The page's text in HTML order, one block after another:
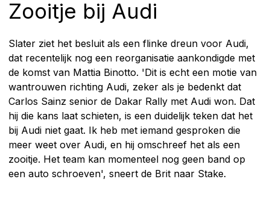
Zooitje bij Audi
Slater ziet het besluit als een flinke dreun voor Audi,
dat recentelijk nog een reorganisatie aankondigde met
de komst van Mattia Binotto. 'Dit is echt een motie van
wantrouwen richting Audi, zeker als je bedenkt dat
Carlos Sainz senior de Dakar Rally met Audi won. Dat
hij die kans laat schieten, is een duidelijk teken dat het
bij Audi niet gaat. Ik heb met iemand gesproken die
meer weet over Audi, en hij omschreef het als een
zooitje. Het team kan momenteel nog geen band op
een auto schroeven', sneert de Brit naar Stake.